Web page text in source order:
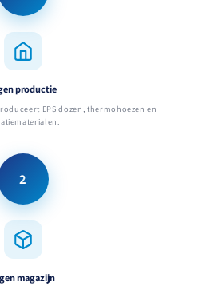
productie
EPS dozen, thermohoezen en
2
magazijn